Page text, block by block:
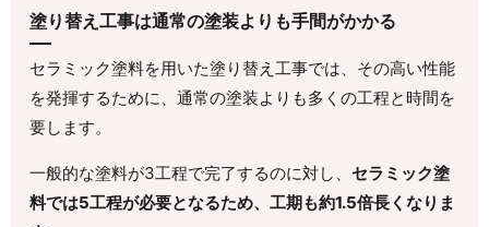
塗り替え工事は通常の塗装よりも手間がかかる
セラミック塗料を用いた塗り替え工事では、その高い性能
を発揮するために、通常の塗装よりも多くの工程と時間を
要します。
一般的な塗料が3工程で完了するのに対し、 セラミック塗
料では5工程が必要となるため、工期も約1.5倍長くなりま